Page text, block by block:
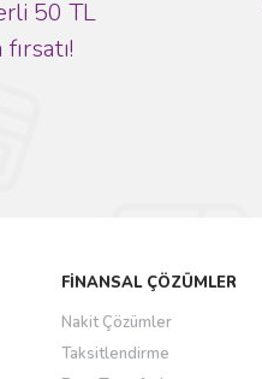
50 TL
FİNANSAL ÇÖZÜMLER
Nakit Çözümler
Taksitlendirme